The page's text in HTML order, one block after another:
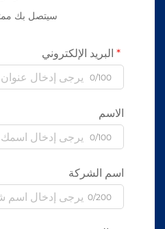
سيتصل بك
البريد الإلكتروني
0/100
الاسم
0/100
اسم الشركة
0/200